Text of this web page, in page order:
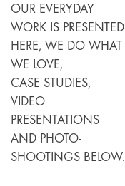
OUR EVERYDAY
WORK IS PRESENTED
HERE, WE DO WHAT
WE LOVE,
CASE STUDIES,
VIDEO
PRESENTATIONS
AND PHOTO-
SHOOTINGS BELOW.